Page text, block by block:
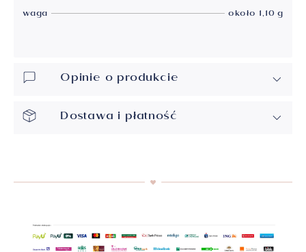
waga około 1,10 g
Opinie o produkcie
Dostawa i płatność